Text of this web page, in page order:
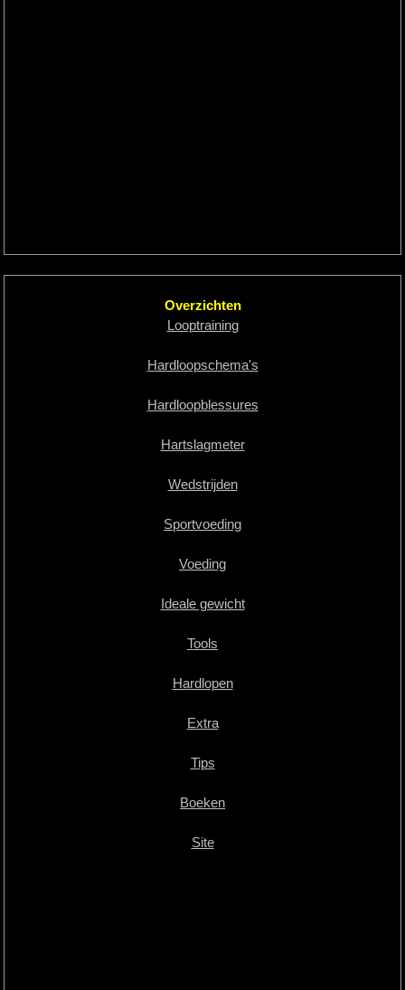
Overzichten
Looptraining
Hardloopschema's
Hardloopblessures
Hartslagmeter
Wedstrijden
Sportvoeding
Voeding
Ideale gewicht
Tools
Hardlopen
Extra
Tips
Boeken
Site